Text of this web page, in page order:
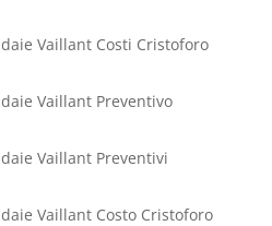
Vaillant Costi Cristoforo
Vaillant Preventivo
Vaillant Preventivi
Vaillant Costo Cristoforo